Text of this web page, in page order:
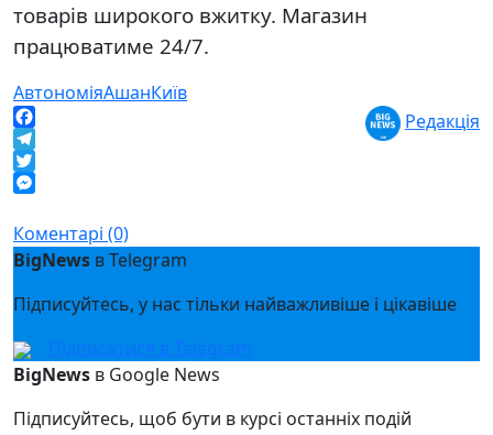
товарів широкого вжитку. Магазин
працюватиме 24/7.
АвтономіяАшанКиїв
Facebook
Telegram
Twitter
Редакція
Коментарі (0)
BigNews в Telegram
Підписуйтесь, у нас тільки найважливіше і цікавіше
Підписатися в Telegram
BigNews в Google News
Підписуйтесь, щоб бути в курсі останніх подій